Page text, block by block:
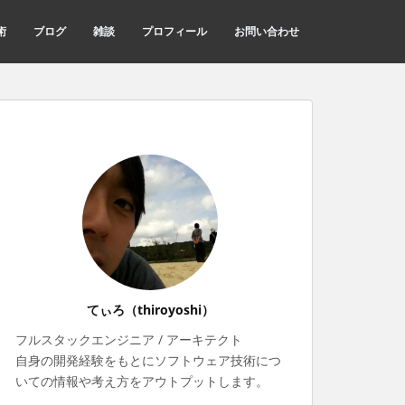
ブログ 雑談 プロフィール お問い合わせ
てぃろ（thiroyoshi）
フルスタックエンジニア / アーキテクト
自身の開発経験をもとにソフトウェア技術につ
いての情報や考え方をアウトプットします。